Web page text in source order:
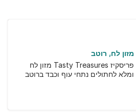
מזון לח רוטב
פריסקיז Tasty Treasures מזון לח
ומלא לחתולים נתחי עוף וכבד ברוטב